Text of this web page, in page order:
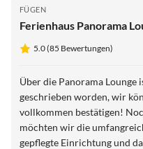
FÜGEN
Ferienhaus Panorama
5.0 (85 Bewertungen)
Über die Panorama Lounge
geschrieben worden, wir
vollkommen bestätigen!
möchten wir die
gepflegte Einrichtung und